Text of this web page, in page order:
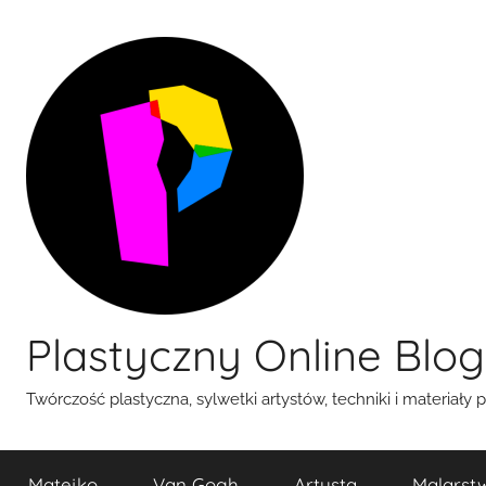
Plastyczny Online Blog
Twórczość plastyczna, sylwetki artystów, techniki i materiały